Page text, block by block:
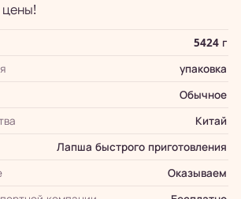
цены!
5424 г
упаковка
Обычное
Китай
Лапша быстрого приготовления
Оказываем